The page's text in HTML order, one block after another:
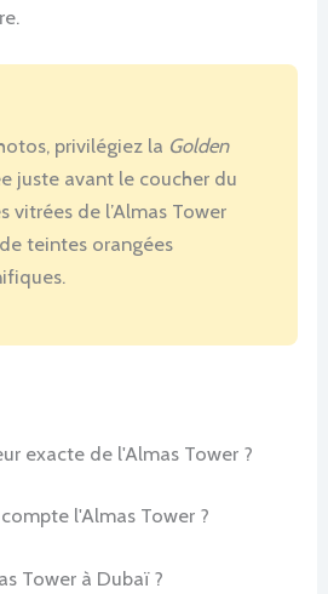
privilégiez la Golden
juste avant le coucher du
vitrées de l’Almas Tower
teintes orangées
exacte de l'Almas Tower ?
l'Almas Tower ?
Tower à Dubaï ?